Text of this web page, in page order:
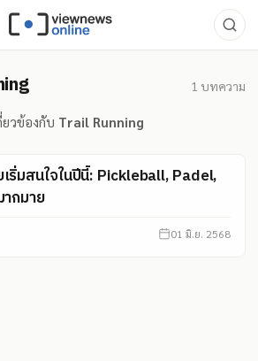
1 บทความ
วข้องกับ Trail Running
ริ่มสนใจในปีนี้: Pickleball, Padel,
กมาย
01 มิ.ย. 2568